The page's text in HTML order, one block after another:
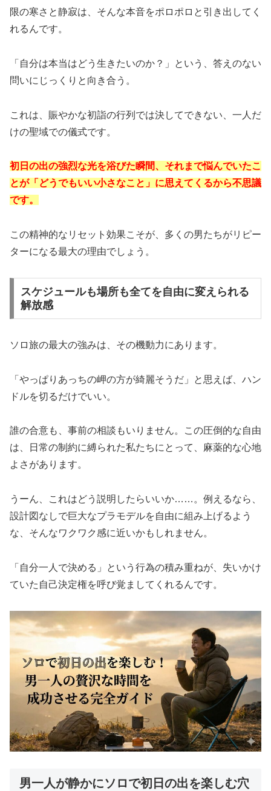
限の寒さと静寂は、そんな本音をポロポロと引き出してく
れるんです。
「自分は本当はどう生きたいのか？」という、答えのない
問いにじっくりと向き合う。
これは、賑やかな初詣の行列では決してできない、一人だ
けの聖域での儀式です。
初日の出の強烈な光を浴びた瞬間、それまで悩んでいたこ
とが「どうでもいい小さなこと」に思えてくるから不思議
です。
この精神的なリセット効果こそが、多くの男たちがリピー
ターになる最大の理由でしょう。
スケジュールも場所も全てを自由に変えられる
解放感
ソロ旅の最大の強みは、その機動力にあります。
「やっぱりあっちの岬の方が綺麗そうだ」と思えば、ハン
ドルを切るだけでいい。
誰の合意も、事前の相談もいりません。この圧倒的な自由
は、日常の制約に縛られた私たちにとって、麻薬的な心地
よさがあります。
うーん、これはどう説明したらいいか……。例えるなら、
設計図なしで巨大なプラモデルを自由に組み上げるよう
な、そんなワクワク感に近いかもしれません。
「自分一人で決める」という行為の積み重ねが、失いかけ
ていた自己決定権を呼び覚ましてくれるんです。
男一人が静かにソロで初日の出を楽しむ穴